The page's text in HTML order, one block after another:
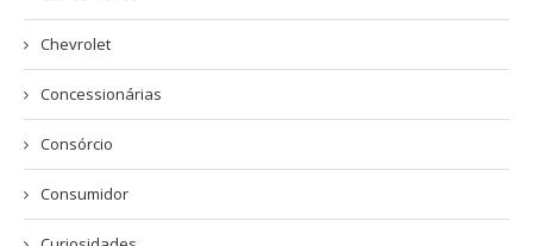
Chevrolet
Concessionárias
Consórcio
Consumidor